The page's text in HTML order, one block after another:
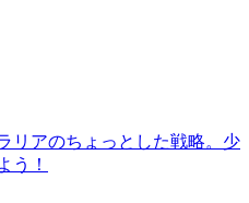
リアのちょっとした戦略。少
う！